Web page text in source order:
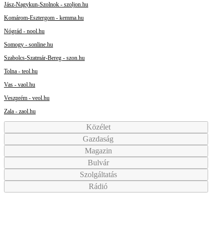
Jász-Nagykun-Szolnok - szoljon.hu
Komárom-Esztergom - kemma.hu
Nógrád - nool.hu
Somogy - sonline.hu
Szabolcs-Szatmár-Bereg - szon.hu
Tolna - teol.hu
Vas - vaol.hu
Veszprém - veol.hu
Zala - zaol.hu
Közélet
Gazdaság
Magazin
Bulvár
Szolgáltatás
Rádió